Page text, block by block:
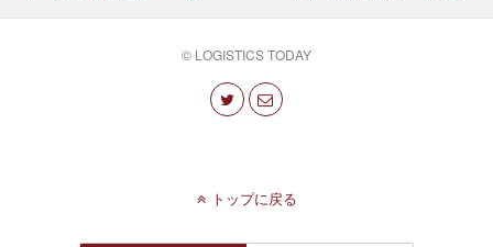
© LOGISTICS TODAY
トップに戻る